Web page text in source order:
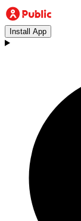
Install App